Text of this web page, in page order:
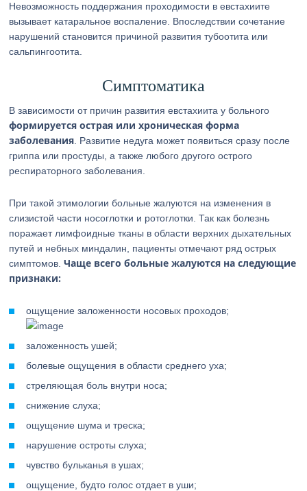
Невозможность поддержания проходимости в евстахиите
вызывает катаральное воспаление. Впоследствии сочетание
нарушений становится причиной развития тубоотита или
сальпингоотита.
Симптоматика
В зависимости от причин развития евстахиита у больного
формируется острая или хроническая форма
заболевания . Развитие недуга может появиться сразу после
гриппа или простуды, а также любого другого острого
респираторного заболевания.
При такой этимологии больные жалуются на изменения в
слизистой части носоглотки и ротоглотки. Так как болезнь
поражает лимфоидные тканы в области верхних дыхательных
путей и небных миндалин, пациенты отмечают ряд острых
симптомов.Чаще всего больные жалуются на следующие
признаки:
ощущение заложенности носовых проходов;
заложенность ушей;
болевые ощущения в области среднего уха;
стреляющая боль внутри носа;
снижение слуха;
ощущение шума и треска;
нарушение остроты слуха;
чувство бульканья в ушах;
ощущение, будто голос отдает в уши;